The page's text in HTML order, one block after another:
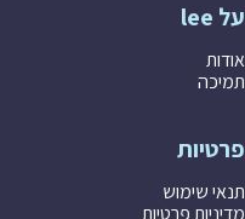
על lee
אודות
תמיכה
פרטיות
תנאי שימוש